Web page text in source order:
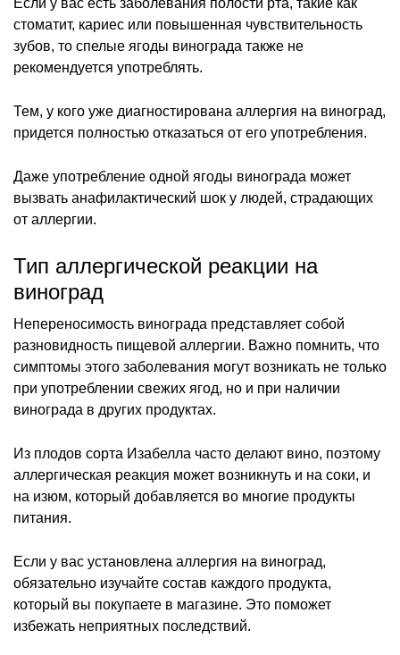
стоматит, кариес или повышенная чувствительность
зубов, то спелые ягоды винограда также не
рекомендуется употреблять.
Тем, у кого уже диагностирована аллергия на виноград,
придется полностью отказаться от его употребления.
Даже употребление одной ягоды винограда может
вызвать анафилактический шок у людей, страдающих
от аллергии.
Тип аллергической реакции на
виноград
Непереносимость винограда представляет собой
разновидность пищевой аллергии. Важно помнить, что
симптомы этого заболевания могут возникать не только
при употреблении свежих ягод, но и при наличии
винограда в других продуктах.
Из плодов сорта Изабелла часто делают вино, поэтому
аллергическая реакция может возникнуть и на соки, и
на изюм, который добавляется во многие продукты
питания.
Если у вас установлена аллергия на виноград,
обязательно изучайте состав каждого продукта,
который вы покупаете в магазине. Это поможет
избежать неприятных последствий.